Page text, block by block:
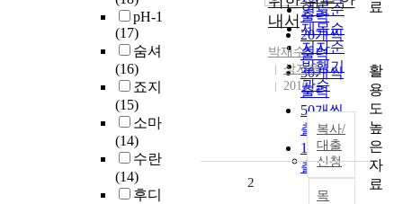
pH-1
(17)
숨셔
(16)
죠지
(15)
소마
(14)
수란
(14)
후디
연도순
제목순
저자순
발행기
관순
출력
20개씩
출력
30개씩
출력
50개씩
출력
100개씩
출력
내서
박재수
상지원
2010
복사/
대출
신청
목
2
료
활
용
도
높
은
자
료